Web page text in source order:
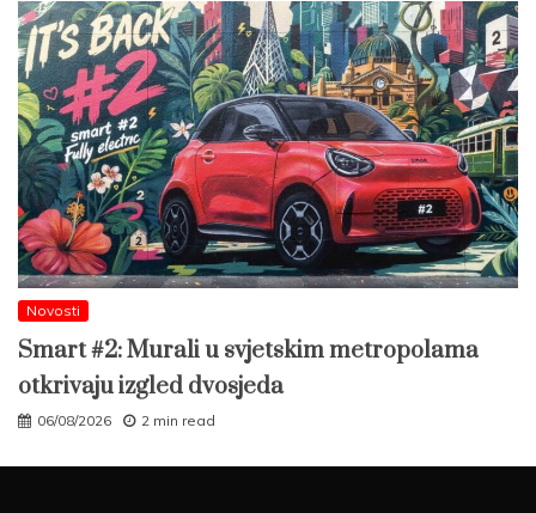
Novosti
Smart #2: Murali u svjetskim metropolama
otkrivaju izgled dvosjeda
06/08/2026 2 min read